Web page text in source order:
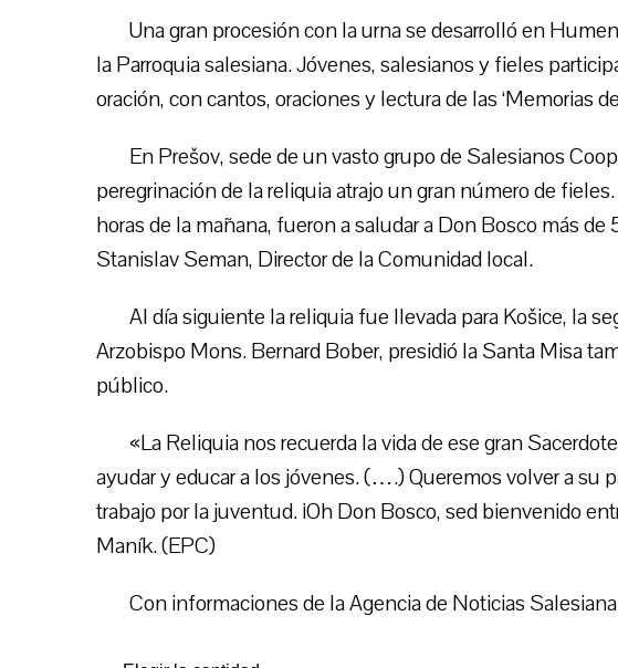
Una gran procesión con la urna se desarrolló en
la Parroquia salesiana. Jóvenes, salesianos y fieles
oración, con cantos, oraciones y lectura de las ‘Memorias
En Prešov, sede de un vasto grupo de Salesianos
peregrinación de la reliquia atrajo un gran número de
horas de la mañana, fueron a saludar a Don Bosco más
Stanislav Seman, Director de la Comunidad local.
Al día siguiente la reliquia fue llevada para Košice, la
Arzobispo Mons. Bernard Bober, presidió la Santa Misa
público.
«La Reliquia nos recuerda la vida de ese gran
ayudar y educar a los jóvenes. (….) Queremos volver a su
trabajo por la juventud. ¡Oh Don Bosco, sed bienvenido
Maník. (EPC)
Con informaciones de la Agencia de Noticias